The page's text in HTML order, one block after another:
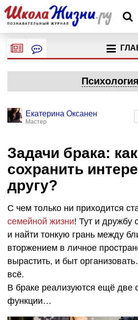
Психология
Екатерина Оксанен
Мастер
Задачи брака: как
сохранить
другу?
С чем только ни приходится
семейной жизни! Тут и дружбу
и найти тонкую грань между
вторжением в личное
вырастить, и быт
всё.
В браке реализуются ещё две
функции…